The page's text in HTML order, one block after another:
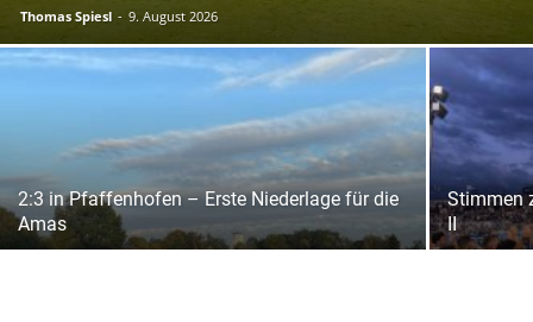
Thomas Spiesl - 9. August 2026
2:3 in Pfaffenhofen – Erste Niederlage für die
Amas
Stimmen
II